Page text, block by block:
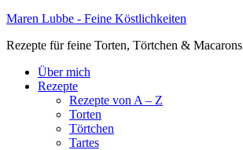
Maren Lubbe - Feine Köstlichkeiten
Rezepte für feine Torten, Törtchen & Macarons
Über mich
Rezepte
Rezepte von A – Z
Torten
Törtchen
Tartes